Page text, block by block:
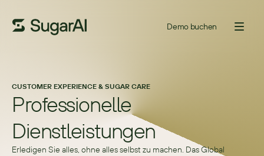
Demo buchen
CUSTOMER EXPERIENCE & SUGAR CARE
Professionelle
Dienstleistungen
Erledigen Sie alles, ohne alles selbst zu machen. Das Global